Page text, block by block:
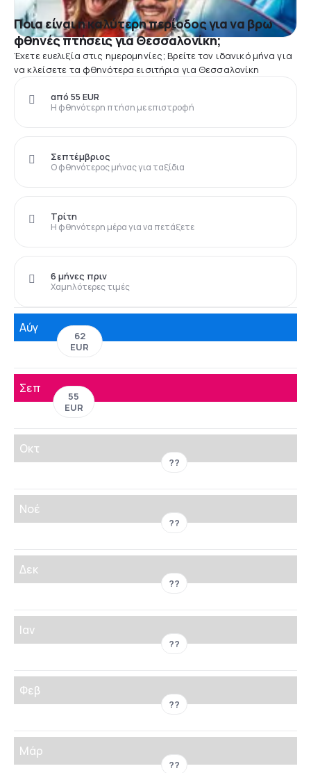
Ποια είναι η καλύτερη περίοδος για να βρω
φθηνές πτήσεις για Θεσσαλονίκη;
Έχετε ευελιξία στις ημερομηνίες; Βρείτε τον ιδανικό μήνα για
να κλείσετε τα φθηνότερα εισιτήρια για Θεσσαλονίκη
Η φθηνότερη πτήση με επιστροφή
από 55 EUR
Ο φθηνότερος μήνας για ταξίδια
Σεπτέμβριος
Η φθηνότερη μέρα για να πετάξετε
Τρίτη
Χαμηλότερες τιμές
6 μήνες πριν
Αύγ
62
EUR
Σεπ
55
EUR
Οκτ
??
Νοέ
??
Δεκ
??
Ιαν
??
Φεβ
??
Μάρ
??